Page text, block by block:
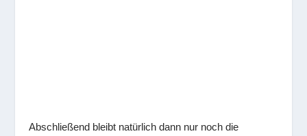
Abschließend bleibt natürlich dann nur noch die